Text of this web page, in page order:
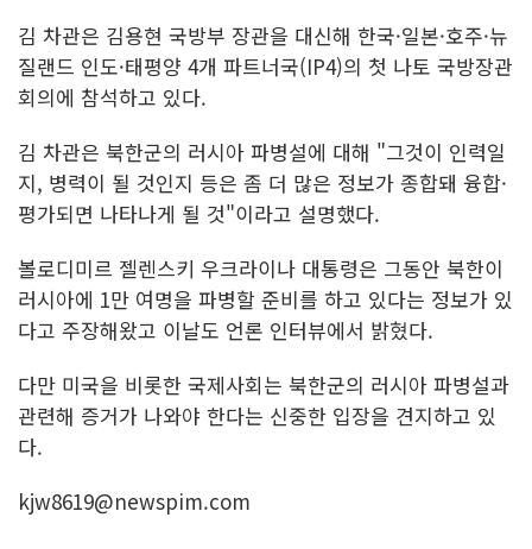
김 차관은 김용현 국방부 장관을 대신해 한국·일본·호주·뉴
질랜드 인도·태평양 4개 파트너국(IP4)의 첫 나토 국방장관
회의에 참석하고 있다.
김 차관은 북한군의 러시아 파병설에 대해 "그것이 인력일
지, 병력이 될 것인지 등은 좀 더 많은 정보가 종합돼 융합·
평가되면 나타나게 될 것"이라고 설명했다.
볼로디미르 젤렌스키 우크라이나 대통령은 그동안 북한이
러시아에 1만 여명을 파병할 준비를 하고 있다는 정보가 있
다고 주장해왔고 이날도 언론 인터뷰에서 밝혔다.
다만 미국을 비롯한 국제사회는 북한군의 러시아 파병설과
관련해 증거가 나와야 한다는 신중한 입장을 견지하고 있
다.
kjw8619@newspim.com